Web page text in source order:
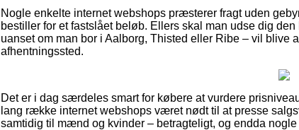
Nogle enkelte internet webshops præsterer fragt uden
bestiller for et fastslået beløb. Ellers skal man udse dig
uanset om man bor i Aalborg, Thisted eller Ribe – vil blive
afhentningssted.
Det er i dag særdeles smart for købere at vurdere
lang række internet webshops været nødt til at presse
samtidig til mænd og kvinder – betragteligt, og endda